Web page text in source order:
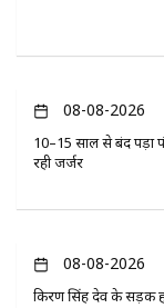
08-08-2026
10–15 साल से बंद पड़ा
रही जर्जर
08-08-2026
किरण सिंह देव के सड़क